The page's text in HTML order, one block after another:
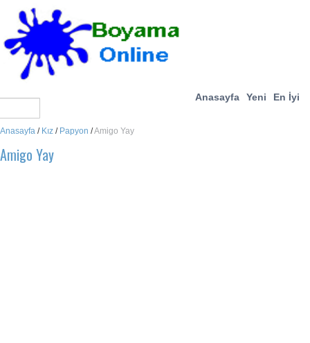
Anasayfa Yeni En İyi
Anasayfa / Kız / Papyon /Amigo Yay
Amigo Yay